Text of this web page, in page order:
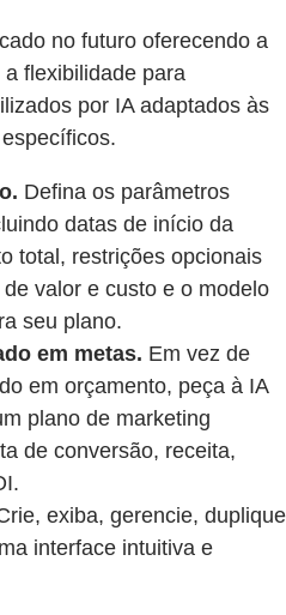
no futuro oferecendo a
flexibilidade para
por IA adaptados às
Defina os parâmetros
datas de início da
total, restrições opcionais
valor e custo e o modelo
seu plano.
em metas. Em vez de
em orçamento, peça à IA
plano de marketing
de conversão, receita,
exiba, gerencie, duplique
interface intuitiva e